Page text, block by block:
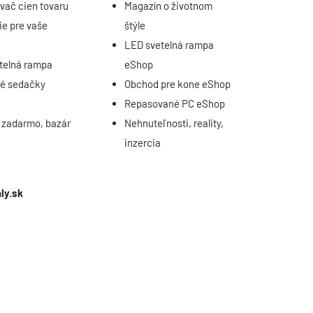
cien tovaru
pre vaše
rampa
sedačky
bazár
Magazín o životnom
štýle
LED svetelná rampa
eShop
Obchod pre kone eShop
Repasované PC eShop
Nehnuteľnosti, reality,
inzercia